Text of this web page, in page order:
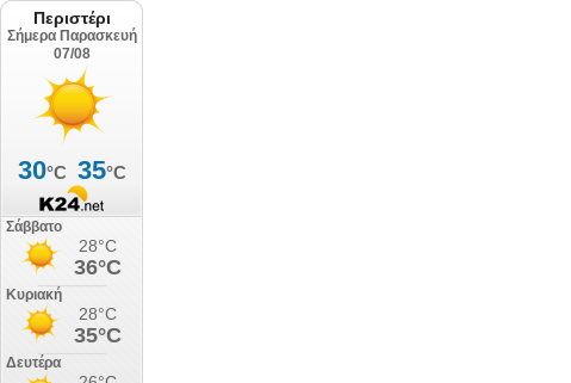
Περιστέρι
Σήμερα Παρασκευή
07/08
30°C 35°C
Σάββατο
28°C
36°C
Κυριακή
28°C
35°C
Δευτέρα